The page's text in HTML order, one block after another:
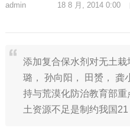
admin 18 8 月, 2014 0:00
添加复合保水剂对无土
璐， 孙向阳， 田赟， 龚
持与荒漠化防治教育部
土资源不足是制约我国